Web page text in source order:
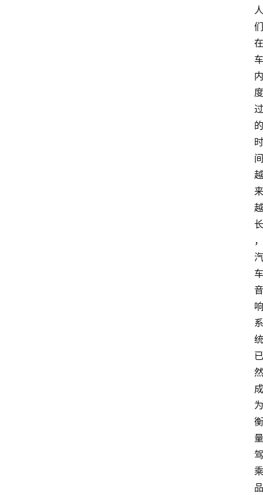
人
们
在
车
内
度
过
的
时
间
越
来
越
长
，
汽
车
音
响
系
统
已
然
成
为
衡
量
驾
乘
品